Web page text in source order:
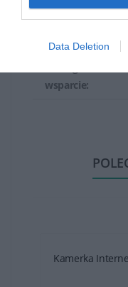
Data Deletion
Waga:
Gwarancja
wsparcie:
Kamerka